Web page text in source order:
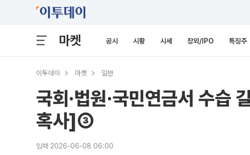
마켓 공시 시황 시세 장외/IPO 특징주
이투데이 마켓 일반
국회·법원·국민연금서 수습
혹사]③
입력 2026-06-08 06:00